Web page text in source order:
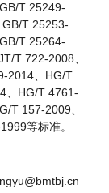
T 25249-
T 25253-
T 25264-
T 722-2008、
2014、HG/T
、HG/T 4761-
T 157-2009、
等标准。